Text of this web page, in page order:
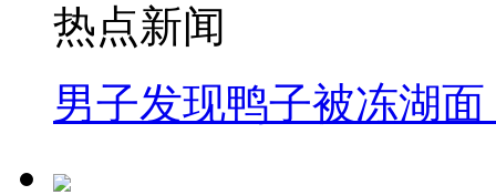
热点新闻
男子发现鸭子被冻湖